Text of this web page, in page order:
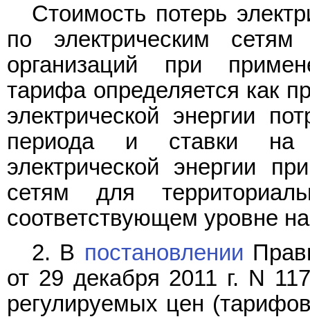
Стоимость потерь
по электрическим
организаций при
тарифа определяется как
электрической энергии
периода и ставки на
электрической энергии
сетям для
соответствующем уровне
2. В постановлении
от 29 декабря 2011 г. N
регулируемых цен